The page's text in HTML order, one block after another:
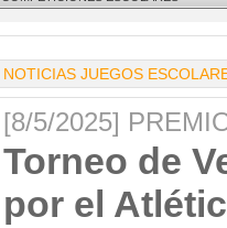
NOTICIAS JUEGOS
[8/5/2025]
Torneo de
por el